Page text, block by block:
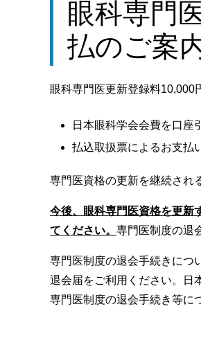
眼科専門
払のご案
眼科専門医更新登録料10,000
日本眼科学会会費を口座
払込取扱票によるお支払
専門医資格の更新を継続され
今後、眼科専門医資格を更新
てください。 専門医制度の退
専門医制度の退会手続きにつ
退会届をご利用ください。日
専門医制度の退会手続き等に